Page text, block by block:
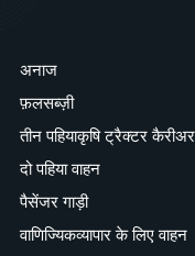
अनाज
फ़लसब्ज़ी
तीन पहियाकृषि ट्रैक्टर कैरीअर
दो पहिया वाहन
पैसेंजर गाड़ी
वाणिज्यिकव्यापार के लिए वाहन